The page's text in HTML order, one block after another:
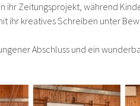
ihr Zeitungsprojekt, während
ihr kreatives Schreiben unter
Abschluss und ein